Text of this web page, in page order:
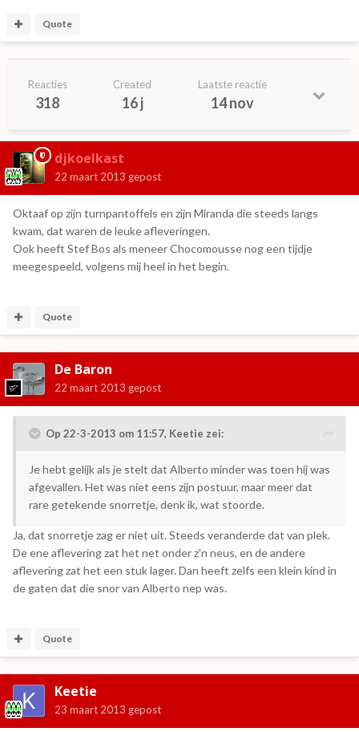
Quote
Reacties
318
Created
16 j
Laatste reactie
14 nov
djkoelkast
22 maart 2013 gepost
Oktaaf op zijn turnpantoffels en zijn Miranda die steeds langs
kwam, dat waren de leuke afleveringen.
Ook heeft Stef Bos als meneer Chocomousse nog een tijdje
meegespeeld, volgens mij heel in het begin.
Quote
De Baron
22 maart 2013 gepost
Op 22-3-2013 om 11:57, Keetie zei:
Je hebt gelijk als je stelt dat Alberto minder was toen hij was
afgevallen. Het was niet eens zijn postuur, maar meer dat
rare getekende snorretje, denk ik, wat stoorde.
Ja, dat snorretje zag er niet uit. Steeds veranderde dat van plek.
De ene aflevering zat het net onder z'n neus, en de andere
aflevering zat het een stuk lager. Dan heeft zelfs een klein kind in
de gaten dat die snor van Alberto nep was.
Quote
Keetie
23 maart 2013 gepost